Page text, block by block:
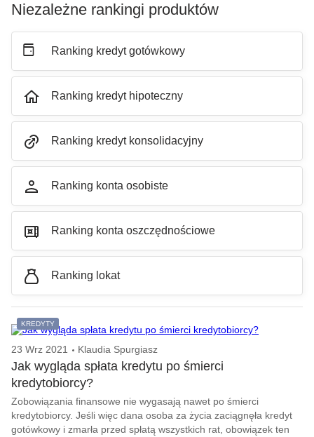
Niezależne rankingi produktów
Ranking kredyt gotówkowy
Ranking kredyt hipoteczny
Ranking kredyt konsolidacyjny
Ranking konta osobiste
Ranking konta oszczędnościowe
Ranking lokat
KREDYTY
23 Wrz 2021 Klaudia Spurgiasz
Jak wygląda spłata kredytu po śmierci
kredytobiorcy?
Zobowiązania finansowe nie wygasają nawet po śmierci
kredytobiorcy. Jeśli więc dana osoba za życia zaciągnęła kredyt
gotówkowy i zmarła przed spłatą wszystkich rat, obowiązek ten